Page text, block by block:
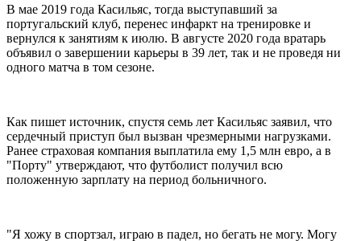
В мае 2019 года Касильяс, тогда выступавший за
португальский клуб, перенес инфаркт на тренировке и
вернулся к занятиям к июлю. В августе 2020 года вратарь
объявил о завершении карьеры в 39 лет, так и не проведя ни
одного матча в том сезоне.
Как пишет источник, спустя семь лет Касильяс заявил, что
сердечный приступ был вызван чрезмерными нагрузками.
Ранее страховая компания выплатила ему 1,5 млн евро, а в
"Порту" утверждают, что футболист получил всю
положенную зарплату на период больничного.
"Я хожу в спортзал, играю в падел, но бегать не могу. Могу